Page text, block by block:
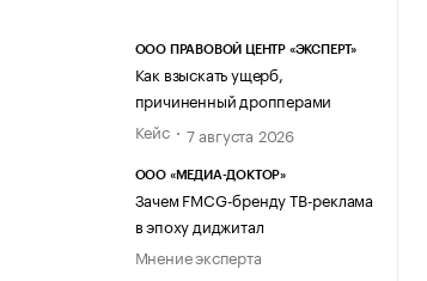
ООО ПРАВОВОЙ ЦЕНТР «ЭКСПЕРТ»
Как взыскать ущерб,
причиненный дропперами
Кейс
7 августа 2026
ООО «МЕДИА-ДОКТОР»
Зачем FMCG-бренду ТВ-реклама
в эпоху диджитал
Мнение эксперта